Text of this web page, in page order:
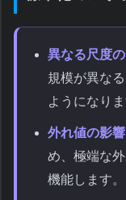
異なる尺度
規模が異な
ようになりま
外れ値の影
め、極端な
機能します。